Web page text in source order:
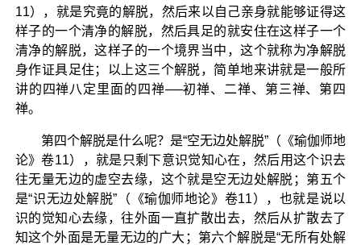
11），就是究竟的解脱，然后来以自己亲身就能够证得这
样子的一个清净的解脱，然后具足的就安住在这样子一个
清净的解脱，这样子的一个境界当中，这个就称为净解脱
身作证具足住；以上这三个解脱，简单地来讲就是一般所
讲的四禅八定里面的四禅──初禅、二禅、第三禅、第四
禅。
第四个解脱是什么呢？是“空无边处解脱”（《瑜伽师地
论》卷11），就是只剩下意识觉知心在，然后用这个识去
往无量无边的虚空去缘，这个就是空无边处解脱；第五个
是“识无边处解脱”（《瑜伽师地论》卷11），也就是说以
识的觉知心去缘，往外面一直扩散出去，然后从扩散去了
知这个外面是无量无边的广大；第六个解脱是“无所有处解